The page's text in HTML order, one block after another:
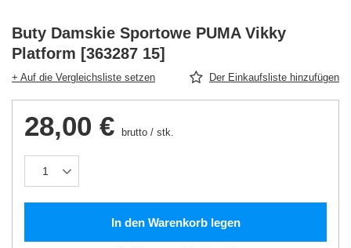
Buty Damskie Sportowe PUMA Vikky
Platform [363287 15]
+ Auf die Vergleichsliste setzen Der Einkaufsliste hinzufügen
28,00 € brutto / stk.
In den Warenkorb legen